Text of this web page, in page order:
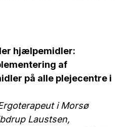
hjælpemidler:
af
på alle plejecentre i
i Morsø
Laustsen,